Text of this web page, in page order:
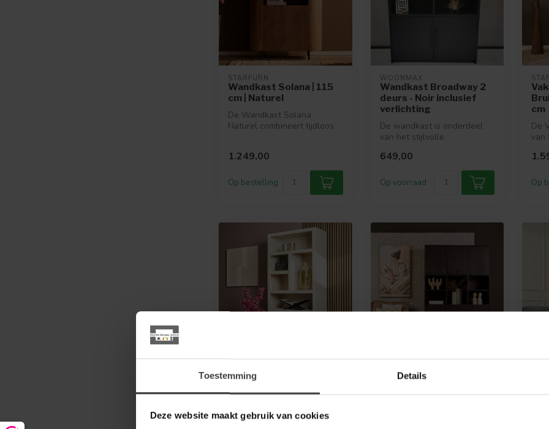
Toestemming Details
Deze website maakt gebruik van cookies
STARFURN
Wandkast Solana | 115
cm | Naturel
De Wandkast Solana
Naturel combineert tijdloos
1.249,00
Op bestelling
WOONMAX
Wandkast Broadway 2
deurs - Noir inclusief
verlichting
De wandkast is onderdeel
van het stijlvolle
Het woonprog...
649,00
Op voorraad
cm
De
van
Op
Vakkenkast Brussel
Breng rust en stijl in je
Vakkenkast Madison XL